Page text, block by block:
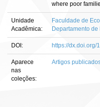
where poor
Unidade
Acadêmica:
Faculdade de
Departamento de
DOI: https://
Aparece
nas
coleções:
Artigos